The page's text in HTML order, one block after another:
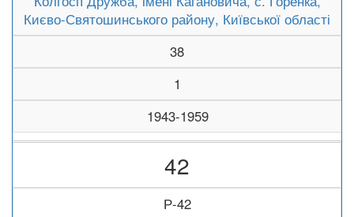
Києво-Святошинського району, Київської області
38
1
1943-1959
42
Р-42